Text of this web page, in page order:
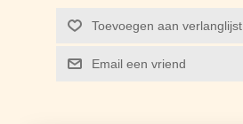
Toevoegen aan verlanglijst
Email een vriend